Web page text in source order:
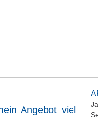
Angebot viel